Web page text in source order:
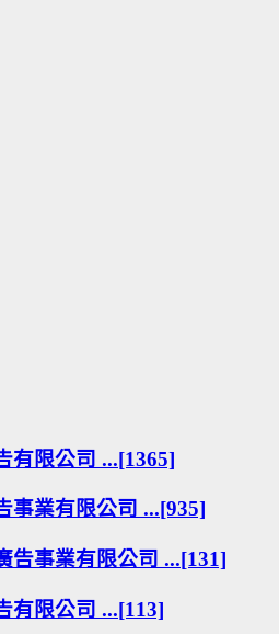
有限公司 ...[1365]
事業有限公司 ...[935]
告事業有限公司 ...[131]
有限公司 ...[113]